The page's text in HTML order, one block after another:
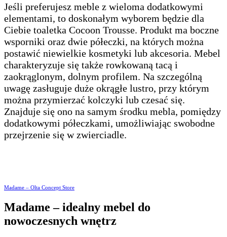
Jeśli preferujesz meble z wieloma dodatkowymi
elementami, to doskonałym wyborem będzie dla
Ciebie toaletka Cocoon Trousse. Produkt ma boczne
wsporniki oraz dwie półeczki, na których można
postawić niewielkie kosmetyki lub akcesoria. Mebel
charakteryzuje się także rowkowaną tacą i
zaokrąglonym, dolnym profilem. Na szczególną
uwagę zasługuje duże okrągłe lustro, przy którym
można przymierzać kolczyki lub czesać się.
Znajduje się ono na samym środku mebla, pomiędzy
dodatkowymi półeczkami, umożliwiając swobodne
przejrzenie się w zwierciadle.
Madame – Olta Concept Store
Madame – idealny mebel do
nowoczesnych wnętrz